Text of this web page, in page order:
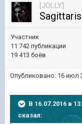
[JOLLY]
Sagittaris
Участник
11 742 публикации
19 413 боёв
Опубликовано: 16 июл
В 16.07.2016 в
сказал: